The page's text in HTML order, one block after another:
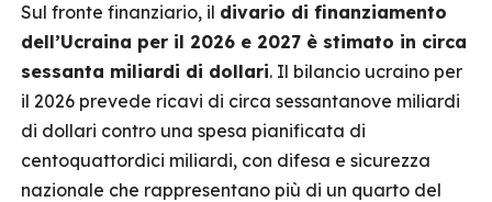
Sul fronte finanziario, il divario di finanziamento
dell’Ucraina per il 2026 e 2027 è stimato in circa
sessanta miliardi di dollari. Il bilancio ucraino per
il 2026 prevede ricavi di circa sessantanove miliardi
di dollari contro una spesa pianificata di
centoquattordici miliardi, con difesa e sicurezza
nazionale che rappresentano più di un quarto del